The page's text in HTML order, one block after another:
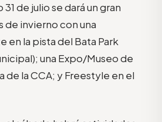
de julio se dará un gran
de invierno con una
la pista del Bata Park
una Expo/Museo de
de la CCA; y Freestyle en el